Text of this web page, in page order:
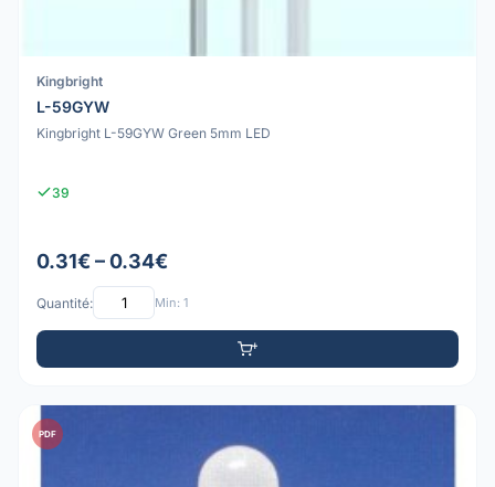
Kingbright
L-59GYW
Kingbright L-59GYW Green 5mm LED
39
0.31€ – 0.34€
Quantité: Min: 1
PDF